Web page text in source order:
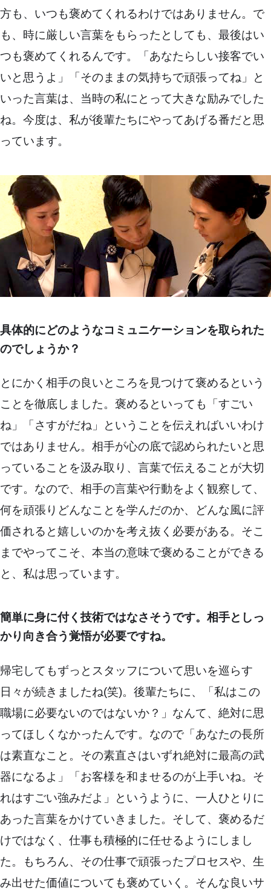
方も、いつも褒めてくれるわけではありません。で
も、時に厳しい言葉をもらったとしても、最後はい
つも褒めてくれるんです。「あなたらしい接客でい
いと思うよ」「そのままの気持ちで頑張ってね」と
いった言葉は、当時の私にとって大きな励みでした
ね。今度は、私が後輩たちにやってあげる番だと思
っています。
具体的にどのようなコミュニケーションを取られた
のでしょうか？
とにかく相手の良いところを見つけて褒めるという
ことを徹底しました。褒めるといっても「すごい
ね」「さすがだね」ということを伝えればいいわけ
ではありません。相手が心の底で認められたいと思
っていることを汲み取り、言葉で伝えることが大切
です。なので、相手の言葉や行動をよく観察して、
何を頑張りどんなことを学んだのか、どんな風に評
価されると嬉しいのかを考え抜く必要がある。そこ
までやってこそ、本当の意味で褒めることができる
と、私は思っています。
簡単に身に付く技術ではなさそうです。相手としっ
かり向き合う覚悟が必要ですね。
帰宅してもずっとスタッフについて思いを巡らす
日々が続きましたね(笑)。後輩たちに、「私はこの
職場に必要ないのではないか？」なんて、絶対に思
ってほしくなかったんです。なので「あなたの長所
は素直なこと。その素直さはいずれ絶対に最高の武
器になるよ」「お客様を和ませるのが上手いね。そ
れはすごい強みだよ」というように、一人ひとりに
あった言葉をかけていきました。そして、褒めるだ
けではなく、仕事も積極的に任せるようにしまし
た。もちろん、その仕事で頑張ったプロセスや、生
み出せた価値についても褒めていく。そんな良いサ